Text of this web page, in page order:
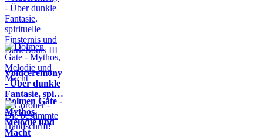
Voidceremony
- Über dunkle
Fantasie, spi…
Dolmen Gate -
Mythos,
Melodie und
Macht